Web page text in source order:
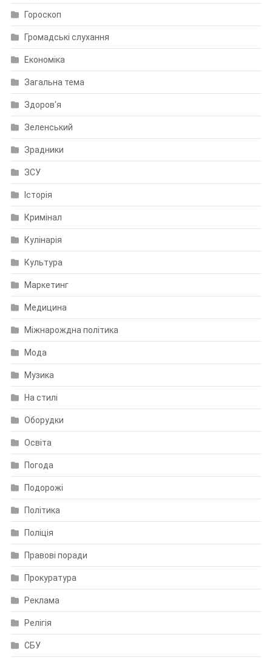
Гороскоп
Громадські слухання
Економіка
Загальна тема
Здоров'я
Зеленський
Зрадники
ЗСУ
Історія
Кримінал
Кулінарія
Культура
Маркетинг
Медицина
Міжнарождна політика
Мода
Музика
На стилі
Оборудки
Освіта
Погода
Подорожі
Політика
Поліція
Правові поради
Прокуратура
Реклама
Релігія
СБУ